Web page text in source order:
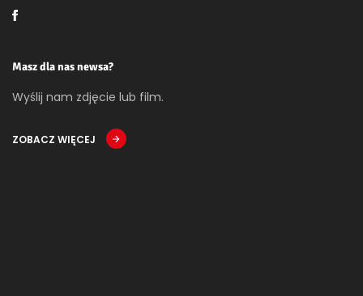
Masz dla nas newsa?
Wyślij nam zdjęcie lub film.
ZOBACZ WIĘCEJ